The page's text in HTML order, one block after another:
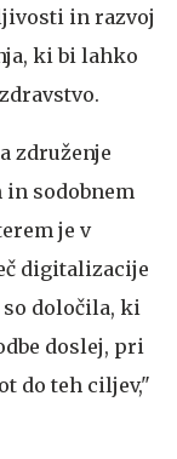
in razvoj
ki bi lahko
združenje
in sodobnem
je v
digitalizacije
določila, ki
doslej, pri
do teh ciljev,"